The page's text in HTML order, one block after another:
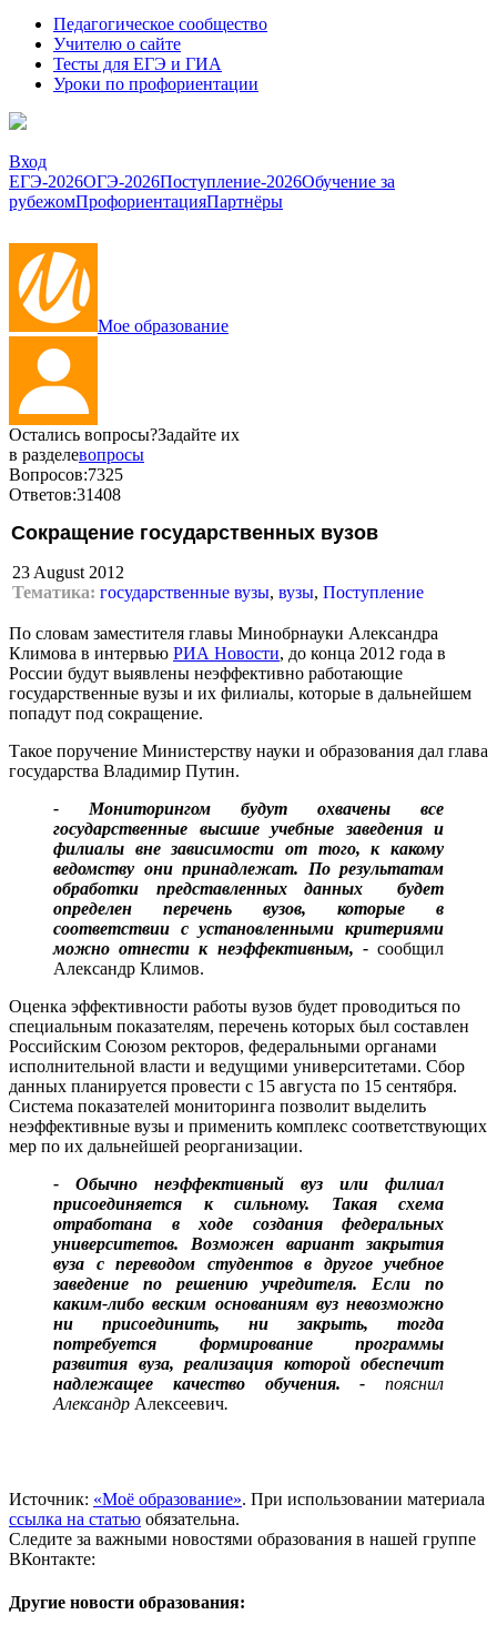
Педагогическое сообщество
Учителю о сайте
Тесты для ЕГЭ и ГИА
Уроки по профориентации
Вход
ЕГЭ-2026ОГЭ-2026Поступление-2026Обучение за
рубежомПрофориентацияПартнёры
Мое образование
Остались вопросы?Задайте их
в разделевопросы
Вопросов:7325
Ответов:31408
Сокращение государственных вузов
23 August 2012
Тематика: государственные вузы, вузы, Поступление
По словам заместителя главы Минобрнауки Александра
Климова в интервью РИА Новости, до конца 2012 года в
России будут выявлены неэффективно работающие
государственные вузы и их филиалы, которые в дальнейшем
попадут под сокращение.
Такое поручение Министерству науки и образования дал глава
государства Владимир Путин.
- Мониторингом будут охвачены все
государственные высшие учебные заведения и
филиалы вне зависимости от того, к какому
ведомству они принадлежат. По результатам
обработки представленных данных будет
определен перечень вузов, которые в
соответствии с установленными критериями
можно отнести к неэффективным, - сообщил
Александр Климов.
Оценка эффективности работы вузов будет проводиться по
специальным показателям, перечень которых был составлен
Российским Союзом ректоров, федеральными органами
исполнительной власти и ведущими университетами. Сбор
данных планируется провести с 15 августа по 15 сентября.
Система показателей мониторинга позволит выделить
неэффективные вузы и применить комплекс соответствующих
мер по их дальнейшей реорганизации.
- Обычно неэффективный вуз или филиал
присоединяется к сильному. Такая схема
отработана в ходе создания федеральных
университетов. Возможен вариант закрытия
вуза с переводом студентов в другое учебное
заведение по решению учредителя. Если по
каким-либо веским основаниям вуз невозможно
ни присоединить, ни закрыть, тогда
потребуется формирование программы
развития вуза, реализация которой обеспечит
надлежащее качество обучения. - пояснил
Александр Алексеевич.
Источник: «Моё образование». При использовании материала
ссылка на статью обязательна.
Следите за важными новостями образования в нашей группе
ВКонтакте:
Другие новости образования: